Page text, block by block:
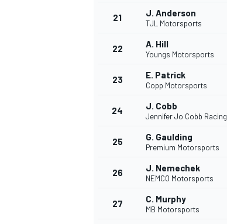
21 J. Anderson
TJL Motorsports
22 A. Hill
Youngs Motorsports
23 E. Patrick
Copp Motorsports
24 J. Cobb
Jennifer Jo Cobb Racing
25 G. Gaulding
Premium Motorsports
26 J. Nemechek
NEMCO Motorsports
27 C. Murphy
MB Motorsports